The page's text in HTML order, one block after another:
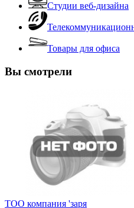
Студии веб-дизайна
Товары для офиса
Вы смотрели
ТОО компания 'заря